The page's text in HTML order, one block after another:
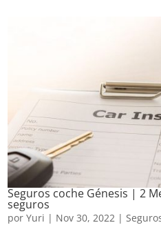
Seguros coche Génesis | 2
seguros
porYuri | Nov 30, 2022 |